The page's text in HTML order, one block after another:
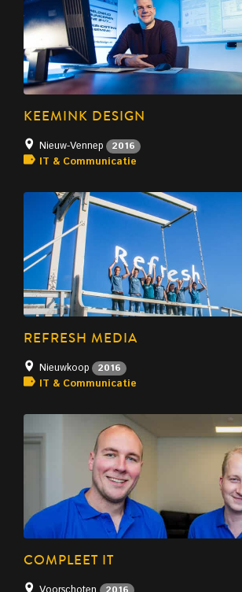
KEEMINK DESIGN
Nieuw-Vennep 2016
IT & Communicatie
REFRESH MEDIA
Nieuwkoop 2016
IT & Communicatie
COMPLEET IT